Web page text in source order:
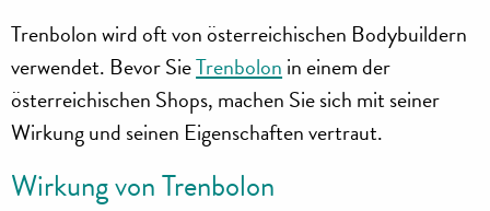
Trenbolon wird oft von österreichischen Bodybuildern
verwendet. Bevor SieTrenbolon in einem der
österreichischen Shops, machen Sie sich mit seiner
Wirkung und seinen Eigenschaften vertraut.
Wirkung von Trenbolon